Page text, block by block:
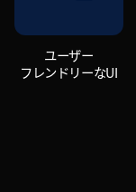
ユーザー
フレンドリーなUI